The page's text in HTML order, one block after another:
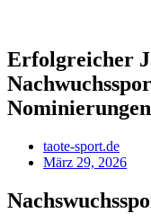
Erfolgreicher
taote-sport.de
März 29, 2026